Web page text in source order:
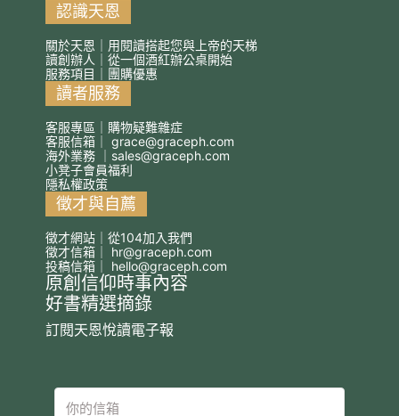
認識天恩
關於天恩｜用閱讀搭起您與上帝的天梯
讀創辦人｜從一個酒紅辦公桌開始
服務項目｜團購優惠
讀者服務
客服專區｜購物疑難雜症
客服信箱｜ grace@graceph.com
海外業務 ｜ sales@graceph.com
小凳子會員福利
隱私權政策
徵才與自薦
徵才網站｜從104加入我們
徵才信箱｜ hr@graceph.com
投稿信箱｜ hello@graceph.com
原創信仰時事內容
好書精選摘錄
訂閱天恩悅讀電子報